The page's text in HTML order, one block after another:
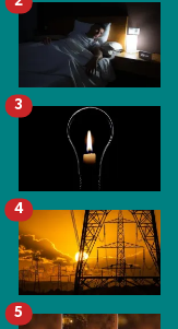
3
4
5